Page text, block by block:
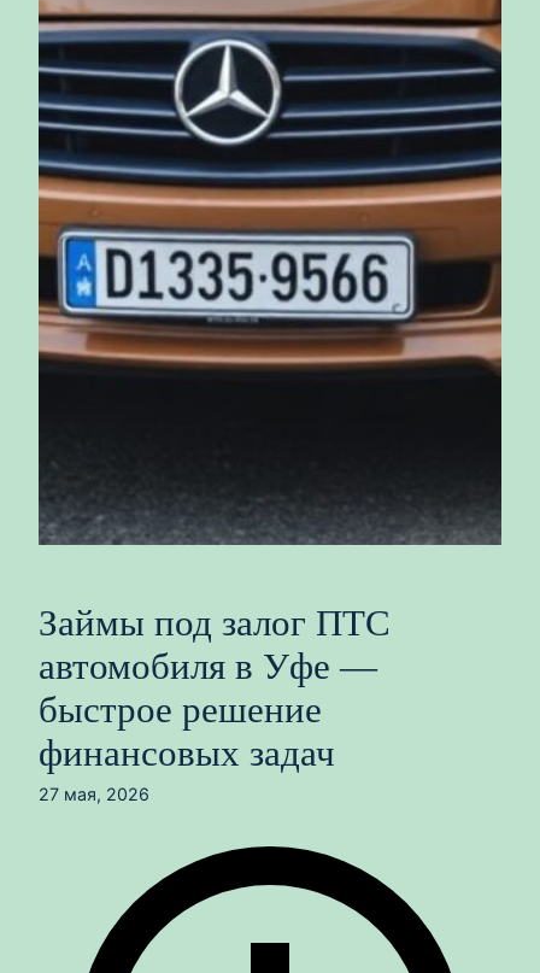
Займы под залог ПТС
автомобиля в Уфе —
быстрое решение
финансовых задач
27 мая, 2026